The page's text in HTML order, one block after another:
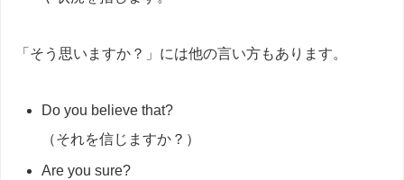
「そう思いますか？」には他の言い方もあります。
Do you believe that?
（それを信じますか？）
Are you sure?